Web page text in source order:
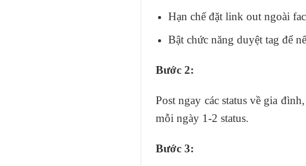
Hạn chế đặt link out ngoài
Bật chức năng duyệt tag để
Bước 2:
Post ngay các status về gia
mỗi ngày 1-2 status.
Bước 3: